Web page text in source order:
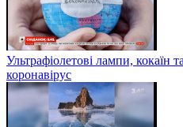
Ультрафіолетові лампи, кокаїн
коронавірус